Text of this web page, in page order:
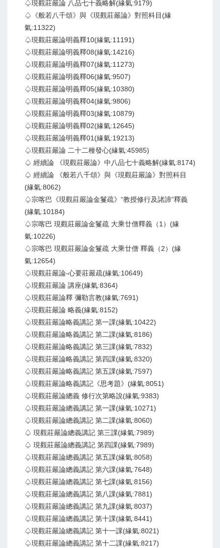
♤現觀莊嚴論 八品七十義略解(緣氣:9179)
♤《般若八千頌》與《現觀莊嚴論》對照科目(緣
氣:11322)
♤現觀莊嚴論明義釋10(緣氣:11191)
♤現觀莊嚴論明義釋08(緣氣:14216)
♤現觀莊嚴論明義釋07(緣氣:11273)
♤現觀莊嚴論明義釋06(緣氣:9507)
♤現觀莊嚴論明義釋05(緣氣:10380)
♤現觀莊嚴論明義釋04(緣氣:9806)
♤現觀莊嚴論明義釋03(緣氣:10879)
♤現觀莊嚴論明義釋02(緣氣:12645)
♤現觀莊嚴論明義釋01(緣氣:19213)
♤現觀莊嚴論 二十二種發心(緣氣:45985)
♤ 經續論 《現觀莊嚴論》中八品七十義略解(緣氣:8174)
♤ 經續論 《般若八千頌》與《現觀莊嚴論》對照科目
(緣氣:8062)
♤宗喀巴《現觀莊嚴論金鬘疏》“教授修行及諸諦”釋義
(緣氣:10184)
♤宗喀巴 現觀莊嚴論金鬘疏 大乘廿僧釋義（1）(緣
氣:10226)
♤宗喀巴 現觀莊嚴論金鬘疏 大乘廿僧 釋義（2）(緣
氣:12654)
♤現觀莊嚴論-心要莊嚴疏(緣氣:10649)
♤現觀莊嚴論 講座(緣氣:8364)
♤現觀莊嚴論釋 彌勒言教(緣氣:7691)
♤現觀莊嚴論 略義(緣氣:8152)
♤現觀莊嚴論略義講記 第一課(緣氣:10422)
♤現觀莊嚴論略義講記 第二課(緣氣:8186)
♤現觀莊嚴論略義講記 第三課(緣氣:7832)
♤現觀莊嚴論略義講記 第四課(緣氣:8320)
♤現觀莊嚴論略義講記 第五課(緣氣:7597)
♤現觀莊嚴論略義講記《思考題》(緣氣:8051)
♤現觀莊嚴論總義 修行次第略說(緣氣:9383)
♤現觀莊嚴論總義講記 第一課(緣氣:10271)
♤現觀莊嚴論總義講記 第二課(緣氣:8060)
♤ 現觀莊嚴論總義講記 第三課(緣氣:7989)
♤ 現觀莊嚴論總義講記 第四課(緣氣:7989)
♤現觀莊嚴論總義講記 第五課(緣氣:8058)
♤現觀莊嚴論總義講記 第六課(緣氣:7648)
♤現觀莊嚴論總義講記 第七課(緣氣:8156)
♤現觀莊嚴論總義講記 第八課(緣氣:7881)
♤現觀莊嚴論總義講記 第九課(緣氣:8037)
♤現觀莊嚴論總義講記 第十課(緣氣:8441)
♤現觀莊嚴論總義講記 第十一課(緣氣:8021)
♤現觀莊嚴論總義講記 第十二課(緣氣:8217)